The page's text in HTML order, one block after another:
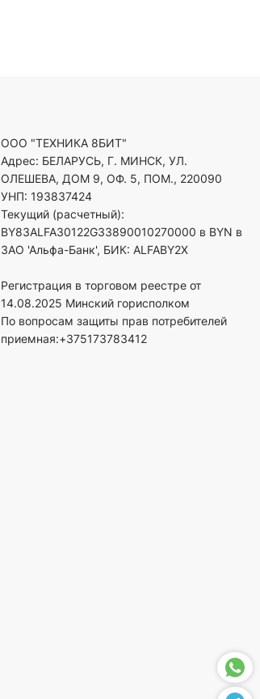
ООО "ТЕХНИКА 8БИТ"
Адрес: БЕЛАРУСЬ, Г. МИНСК, УЛ.
ОЛЕШЕВА, ДОМ 9, ОФ. 5, ПОМ., 220090
УНП: 193837424
Текущий (расчетный):
BY83ALFA30122G33890010270000 в BYN в
ЗАО 'Альфа-Банк', БИК: ALFABY2X
Регистрация в торговом реестре от
14.08.2025 Минский горисполком
По вопросам защиты прав потребителей
приемная:+375173783412